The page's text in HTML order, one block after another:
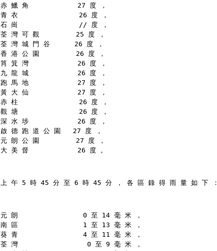
赤 鱲 角            27 度 ，
青 衣               26 度 ，
石 崗               // 度 ，
荃 灣 可 觀         25 度 ，
荃 灣 城 門 谷      26 度 ，
香 港 公 園         26 度 ，
筲 箕 灣            26 度 ，
九 龍 城            26 度 ，
跑 馬 地            27 度 ，
黃 大 仙            27 度 ，
赤 柱               26 度 ，
觀 塘               26 度 ，
深 水 埗            26 度 ，
啟 德 跑 道 公 園   27 度 ，
元 朗 公 園         27 度 ，
大 美 督            26 度 。
上 午 5 時 45 分 至 6 時 45 分 ， 各 區 錄 得 雨 量 如 下 ：
元 朗                0 至 14 毫 米 ，
南 區                1 至 13 毫 米 ，
葵 青                4 至 11 毫 米 ，
荃 灣                 0 至 9 毫 米 ，